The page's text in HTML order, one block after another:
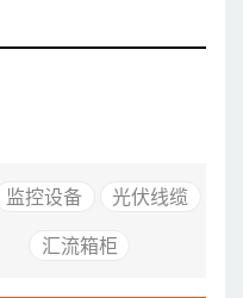
监控设备 光伏线缆
汇流箱柜